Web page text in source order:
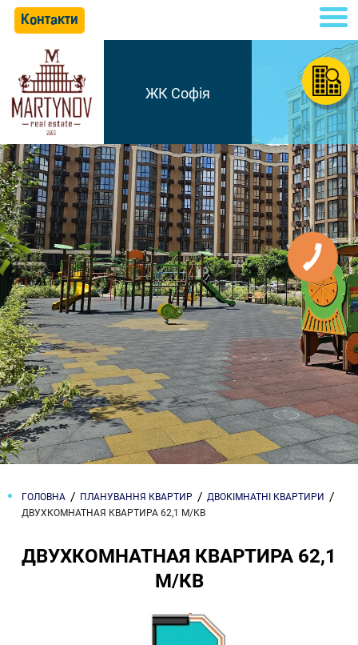
Контакти
ЖК Софія
ГОЛОВНА ПЛАНУВАННЯ КВАРТИР
ДВОКІМНАТНІ КВАРТИРИ
ДВУХКОМНАТНАЯ КВАРТИРА 62,1 М/КВ
ДВУХКОМНАТНАЯ КВАРТИРА 62,1
М/КВ